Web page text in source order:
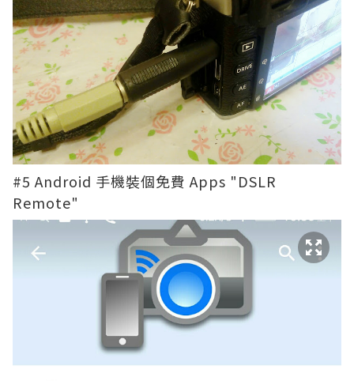
#5 Android 手機裝個免費 Apps "DSLR
Remote"